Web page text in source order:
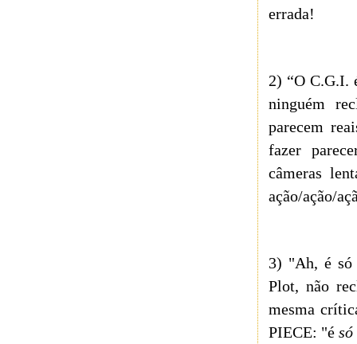
errada!
2) “O C.G.I.
ninguém
parecem
fazer
câmeras
ação/ação/
3) "Ah, é só
Plot, não
mesma
PIECE: "ésó